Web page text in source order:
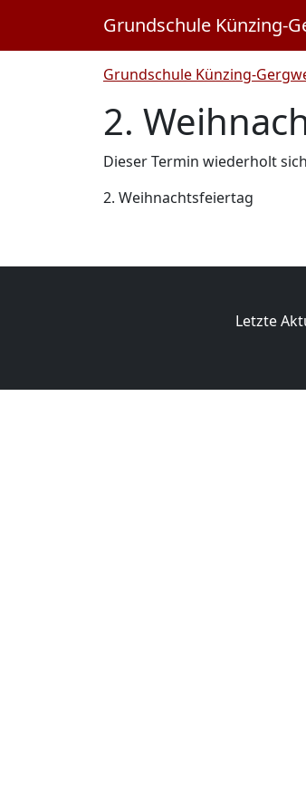
Grundschule Künzing-
Grundschule Künzing-
2.
Dieser Termin wiederholt
2. Weihnachtsfeiertag
Letzte